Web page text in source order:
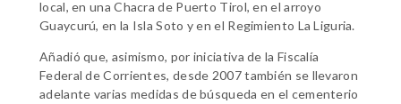
local, en una Chacra de Puerto Tirol, en el arroyo
Guaycurú, en la Isla Soto y en el Regimiento La Liguria.
Añadió que, asimismo, por iniciativa de la Fiscalía
Federal de Corrientes, desde 2007 también se llevaron
adelante varias medidas de búsqueda en el cementerio